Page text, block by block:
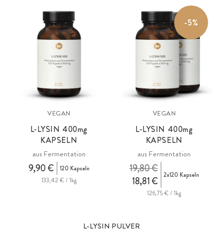
VEGAN
L-LYSIN 400mg
KAPSELN
aus Fermentation
9,90 €
120 Kapseln
133,42 € / 1kg
-5%
VEGAN
L-LYSIN 400mg
KAPSELN
aus Fermentation
18,81 €
19,80 € 2x120 Kapseln
126,75 € / 1kg
L-LYSIN PULVER